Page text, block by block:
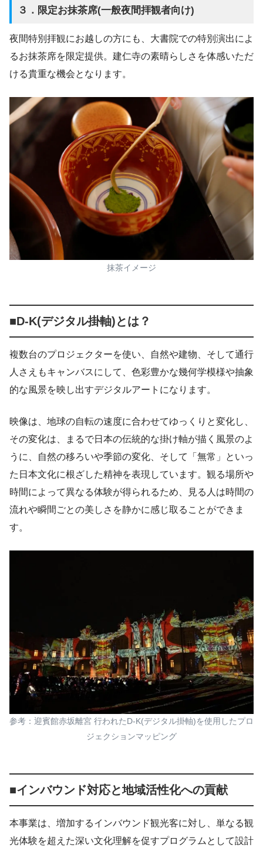
３．限定お抹茶席(一般夜間拝観者向け)
夜間特別拝観にお越しの方にも、大書院での特別演出によ
るお抹茶席を限定提供。建仁寺の素晴らしさを体感いただ
ける貴重な機会となります。
抹茶イメージ
■D-K(デジタル掛軸)とは？
複数台のプロジェクターを使い、自然や建物、そして通行
人さえもキャンバスにして、色彩豊かな幾何学模様や抽象
的な風景を映し出すデジタルアートになります。
映像は、地球の自転の速度に合わせてゆっくりと変化し、
その変化は、まるで日本の伝統的な掛け軸が描く風景のよ
うに、自然の移ろいや季節の変化、そして「無常」といっ
た日本文化に根ざした精神を表現しています。観る場所や
時間によって異なる体験が得られるため、見る人は時間の
流れや瞬間ごとの美しさを静かに感じ取ることができま
す。
参考：迎賓館赤坂離宮 行われたD-K(デジタル掛軸)を使用したプロ
ジェクションマッピング
■インバウンド対応と地域活性化への貢献
本事業は、増加するインバウンド観光客に対し、単なる観
光体験を超えた深い文化理解を促すプログラムとして設計